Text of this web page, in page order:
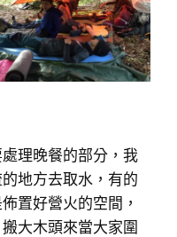
理晚餐的部分，我
地方去取水，有的
置好營火的空間，
大木頭來當大家圍